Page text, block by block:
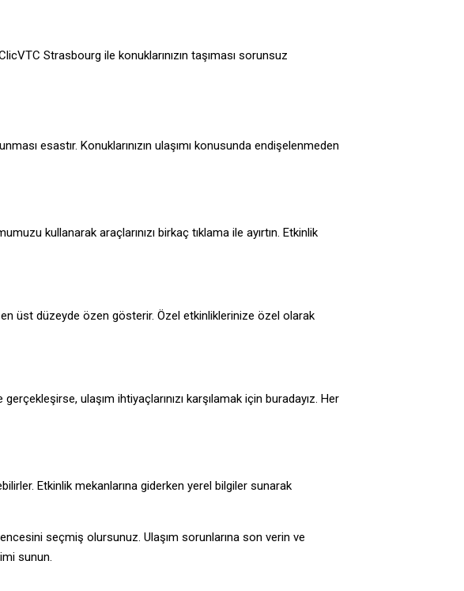
Strasbourg ile konuklarınızın taşıması sorunsuz
esastır. Konuklarınızın ulaşımı konusunda endişelenmeden
kullanarak araçlarınızı birkaç tıklama ile ayırtın. Etkinlik
üst düzeyde özen gösterir. Özel etkinliklerinize özel olarak
ulaşım ihtiyaçlarınızı karşılamak için buradayız. Her
Etkinlik mekanlarına giderken yerel bilgiler sunarak
seçmiş olursunuz. Ulaşım sorunlarına son verin ve
sunun.